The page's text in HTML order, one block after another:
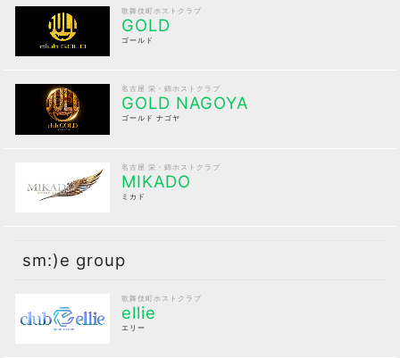
歌舞伎町ホストクラブ
GOLD
ゴールド
名古屋 栄・錦ホストクラブ
GOLD NAGOYA
ゴールド ナゴヤ
名古屋 栄・錦ホストクラブ
MIKADO
ミカド
sm:)e group
歌舞伎町ホストクラブ
ellie
エリー